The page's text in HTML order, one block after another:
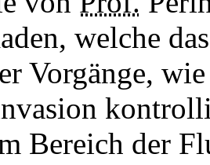
welche
Vorgänge,
Bereich der